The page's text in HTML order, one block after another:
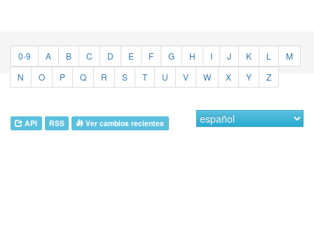
0-9 A B C D E F G H I J K L
M
N
O P Q R S T U V W X Y Z
API RSS Ver cambios recientes